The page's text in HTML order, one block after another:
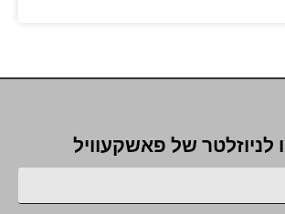
לניוזלטר של פאשקעוויל